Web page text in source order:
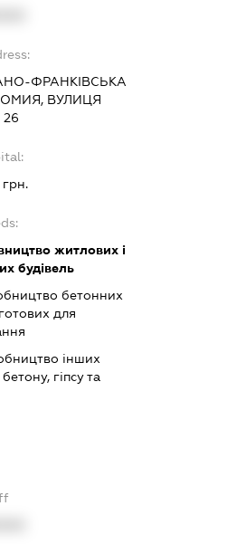
ФРАНКІВСЬКА
ВУЛИЦЯ
житлових і
будівель
бетонних
для
інших
гіпсу та